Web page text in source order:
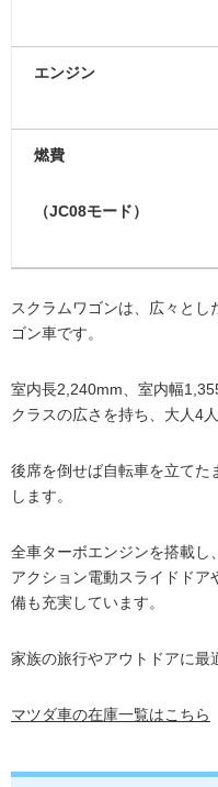
エンジン
燃費
（JC08モード）
スクラムワゴンは、広々とし
ゴン車です。
室内長2,240mm、室内幅
クラスの広さを持ち、大人4
後席を倒せば自転車を立てた
します。
全車ターボエンジンを搭載し
アクション電動スライドドア
備も充実しています。
家族の旅行やアウトドアに最
マツダ車の在庫一覧はこちら